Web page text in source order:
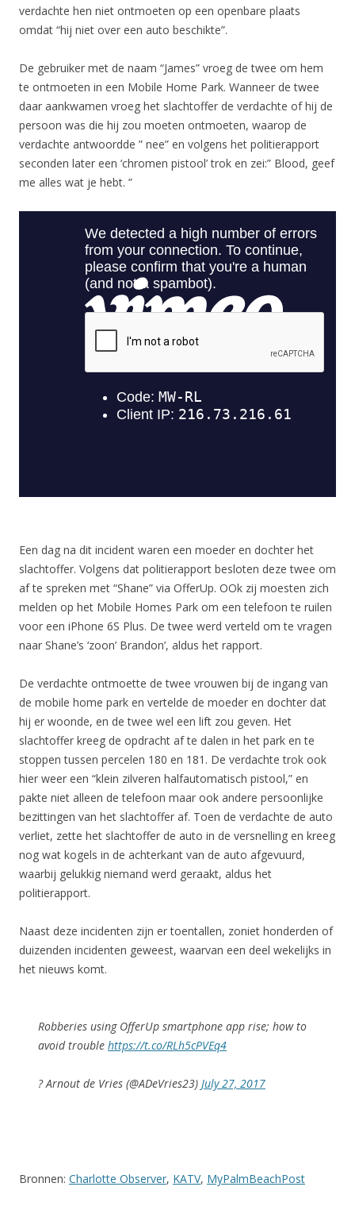
verdachte hen niet ontmoeten op een openbare plaats
omdat “hij niet over een auto beschikte”.
De gebruiker met de naam “James” vroeg de twee om hem
te ontmoeten in een Mobile Home Park. Wanneer de twee
daar aankwamen vroeg het slachtoffer de verdachte of hij de
persoon was die hij zou moeten ontmoeten, waarop de
verdachte antwoordde ” nee” en volgens het politierapport
seconden later een ‘chromen pistool’ trok en zei:” Blood, geef
me alles wat je hebt. ”
Een dag na dit incident waren een moeder en dochter het
slachtoffer. Volgens dat politierapport besloten deze twee om
af te spreken met “Shane” via OfferUp. OOk zij moesten zich
melden op het Mobile Homes Park om een telefoon te ruilen
voor een iPhone 6S Plus. De twee werd verteld om te vragen
naar Shane’s ‘zoon’ Brandon’, aldus het rapport.
De verdachte ontmoette de twee vrouwen bij de ingang van
de mobile home park en vertelde de moeder en dochter dat
hij er woonde, en de twee wel een lift zou geven. Het
slachtoffer kreeg de opdracht af te dalen in het park en te
stoppen tussen percelen 180 en 181. De verdachte trok ook
hier weer een “klein zilveren halfautomatisch pistool,” en
pakte niet alleen de telefoon maar ook andere persoonlijke
bezittingen van het slachtoffer af. Toen de verdachte de auto
verliet, zette het slachtoffer de auto in de versnelling en kreeg
nog wat kogels in de achterkant van de auto afgevuurd,
waarbij gelukkig niemand werd geraakt, aldus het
politierapport.
Naast deze incidenten zijn er toentallen, zoniet honderden of
duizenden incidenten geweest, waarvan een deel wekelijks in
het nieuws komt.
Robberies using OfferUp smartphone app rise; how to
avoid trouble https://t.co/RLh5cPVEq4
? Arnout de Vries (@ADeVries23) July 27, 2017
Bronnen: Charlotte Observer, KATV, MyPalmBeachPost